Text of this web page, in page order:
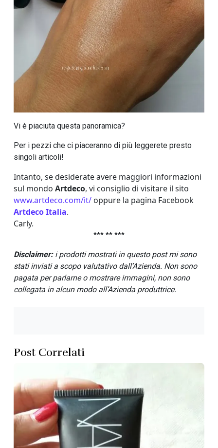
Vi è piaciuta questa panoramica?
Per i pezzi che ci piaceranno di più leggerete presto
singoli articoli!
Intanto, se desiderate avere maggiori informazioni
sul mondo Artdeco, vi consiglio di visitare il sito
www.artdeco.com/it/ oppure la pagina Facebook
Artdeco Italia.
Carly.
*** ** ***
Disclaimer:i prodotti mostrati in questo post mi sono
stati inviati a scopo valutativo dall’Azienda. Non sono
pagata per parlarne o mostrare immagini, non sono
collegata in alcun modo all’Azienda produttrice.
Post Correlati